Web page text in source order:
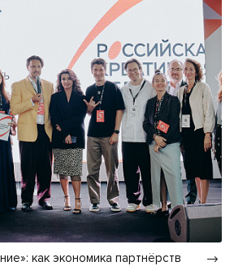
как экономика партнёрств